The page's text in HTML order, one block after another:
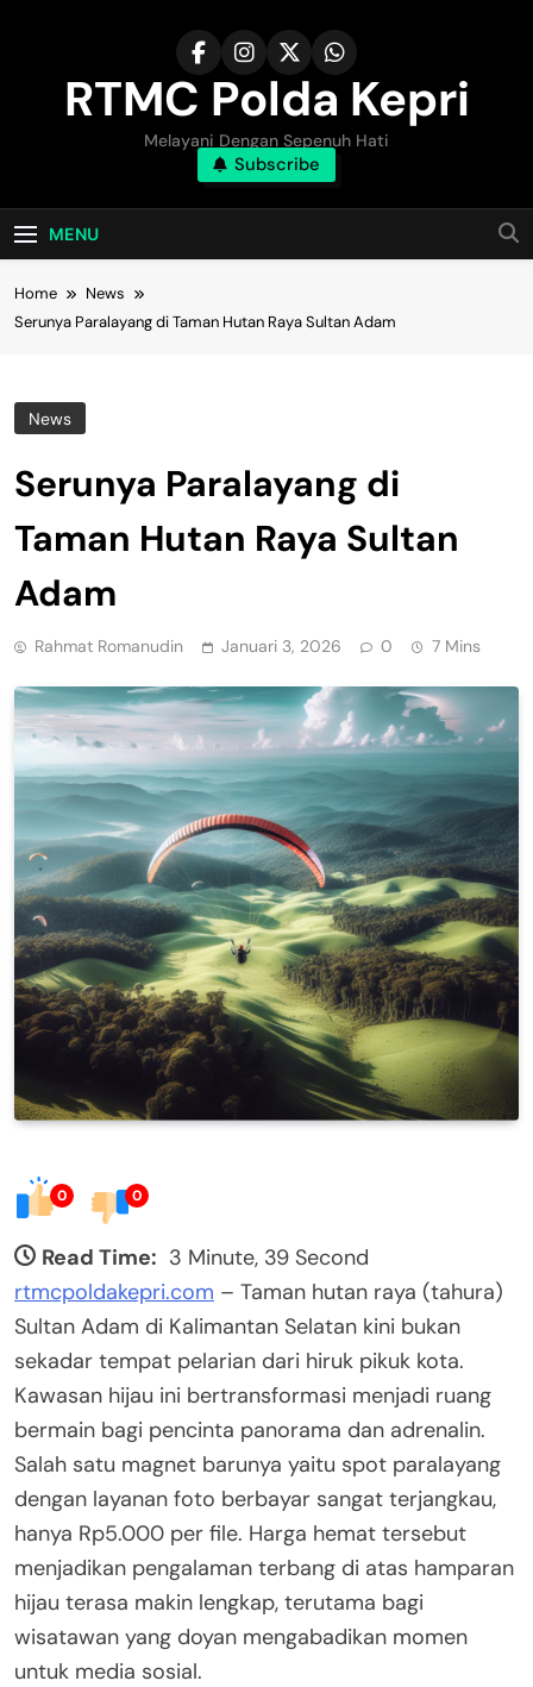
RTMC Polda Kepri
Melayani Dengan Sepenuh Hati
Subscribe
MENU
Home
News
Serunya Paralayang di Taman Hutan Raya Sultan Adam
News
Serunya Paralayang di
Taman Hutan Raya Sultan
Adam
Rahmat Romanudin Januari 3, 2026 0 7 Mins
0 0
Read Time: 3 Minute, 39 Second
rtmcpoldakepri.com – Taman hutan raya (tahura)
Sultan Adam di Kalimantan Selatan kini bukan
sekadar tempat pelarian dari hiruk pikuk kota.
Kawasan hijau ini bertransformasi menjadi ruang
bermain bagi pencinta panorama dan adrenalin.
Salah satu magnet barunya yaitu spot paralayang
dengan layanan foto berbayar sangat terjangkau,
hanya Rp5.000 per file. Harga hemat tersebut
menjadikan pengalaman terbang di atas hamparan
hijau terasa makin lengkap, terutama bagi
wisatawan yang doyan mengabadikan momen
untuk media sosial.